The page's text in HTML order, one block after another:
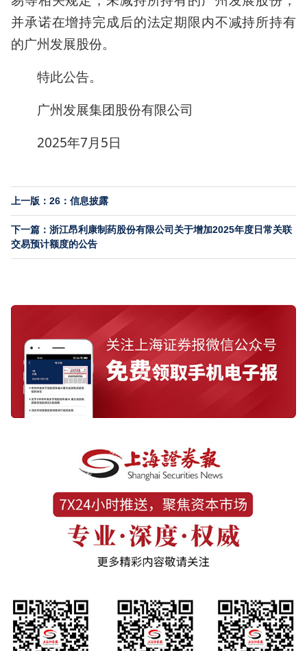
并承诺在增持完成后的法定期限内不减持所持有
的广州发展股份。
特此公告。
广州发展集团股份有限公司
2025年7月5日
上一版：26：信息披露
下一篇：浙江昂利康制药股份有限公司关于增加2025年度日常关联
交易预计额度的公告